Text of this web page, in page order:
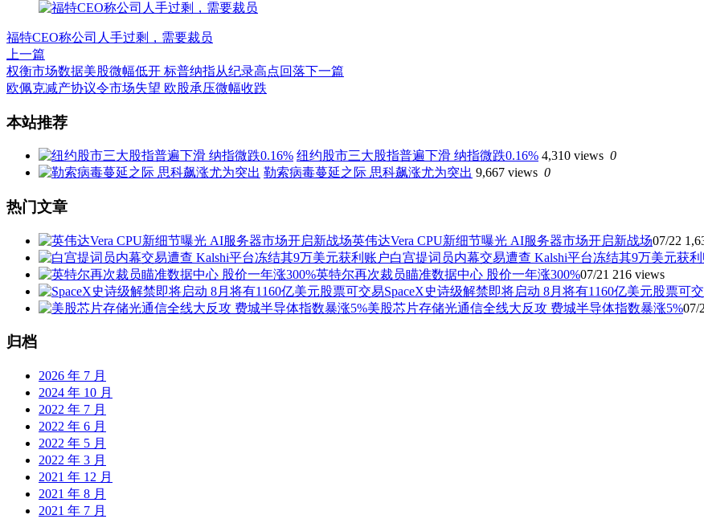
福特CEO称公司人手过剩，需要裁员
上一篇
权衡市场数据美股微幅低开 标普纳指从纪录高点回落下一篇
欧佩克减产协议令市场失望 欧股承压微幅收跌
文
章
本站推荐
纽约股市三大股指普遍下滑 纳指微跌0.16% 4,310 views 0
勒索病毒蔓延之际 思科飙涨尤为突出 9,667 views 0
热门文章
英伟达Vera CPU新细节曝光 AI服务器市场开启新战场07/22
白宫提词员内幕交易遭查 Kalshi平台冻结其9万美元获
英特尔再次裁员瞄准数据中心 股价一年涨300%07/21 216 views
SpaceX史诗级解禁即将启动 8月将有1160亿美元股票可
美股芯片存储光通信全线大反攻 费城半导体指数暴涨5%07/
归档
2026 年 7 月
2024 年 10 月
2022 年 7 月
2022 年 6 月
2022 年 5 月
2022 年 3 月
2021 年 12 月
2021 年 8 月
2021 年 7 月